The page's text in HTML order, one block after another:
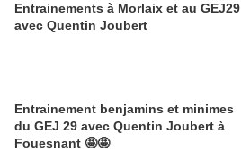
Entrainements à Morlaix et au GEJ29
avec Quentin Joubert
Entrainement benjamins et minimes
du GEJ 29 avec Quentin Joubert à
Fouesnant 🤩🤩